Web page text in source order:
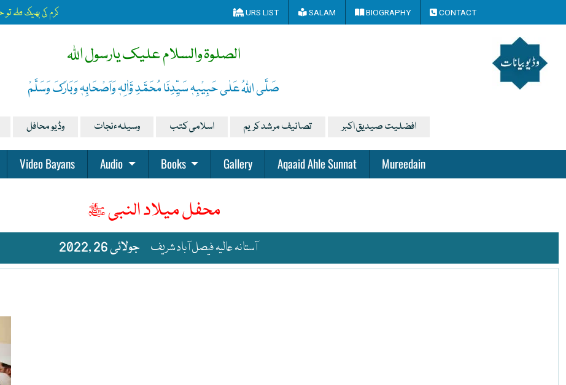
کرم کی بھیک ملے URS LIST SALAM BIOGRAPHY CONTACT
الصلوۃ والسلام علیک یارسول اللہ
صَلَّی اللہُ عَلٰی حَبِیْبِہٖ سَیِّدِنَا مُحَمَّدِ وَّاٰلِہٖ وَاَصْحَابِہٖ وَبَارَکَ وَسَلَّمْ
وڈیو محافل وسیلہءنجات اسلامی کتب تصانیف مرشد کریم افضلیت صیدیق اکبر
Video Bayans Audio Books Gallery Aqaaid Ahle Sunnat Mureedain
محفل میلاد النبی ﷺ
جولائی 26 ,2022 آستانہ عالیہ فیصل آباد شریف